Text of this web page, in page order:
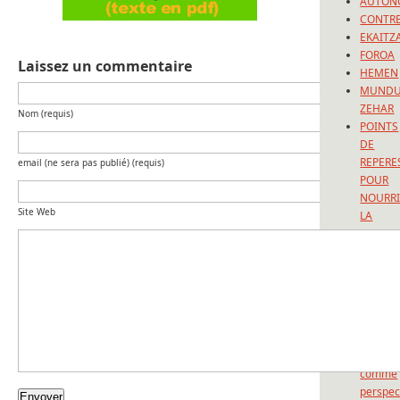
Laissez un commentaire
Nom (requis)
email (ne sera pas publié) (requis)
Site Web
FOROA
HEMEN
ZEHAR
POINTS
DE
POUR
LA
comme